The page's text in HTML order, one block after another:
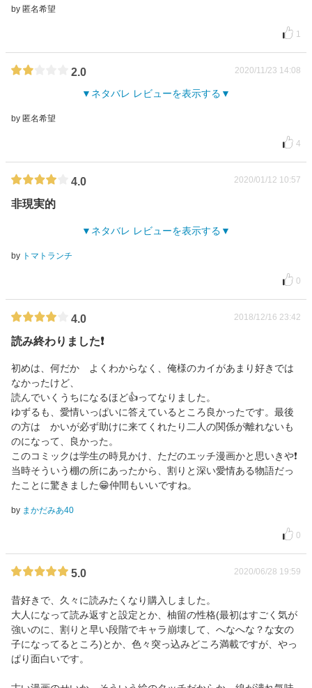
by 匿名希望
1
2.0 2020/11/23 14:08
ネタバレ レビューを表示する
by 匿名希望
4
4.0 2020/01/12 10:57
非現実的
ネタバレ レビューを表示する
by トマトランチ
0
4.0 2018/12/16 23:42
読み終わりました❗
初めは、何だか よくわからなく、俺様のカイがあまり好きでは
なかったけど、
読んでいくうちになるほど👍ってなりました。
ゆずるも、愛情いっぱいに答えているところ良かったです。最後
の方は かいが必ず助けに来てくれたり二人の関係が離れないも
のになって、良かった。
このコミックは学生の時見かけ、ただのエッチ漫画かと思いきや❗
当時そういう棚の所にあったから、割りと深い愛情ある物語だっ
たことに驚きました😁仲間もいいですね。
by まかだみあ40
0
5.0 2020/06/28 19:59
昔好きで、久々に読みたくなり購入しました。
大人になって読み返すと設定とか、柚留の性格(最初はすごく気が
強いのに、割りと早い段階でキャラ崩壊して、へなへな？な女の
子になってるところ)とか、色々突っ込みどころ満載ですが、やっ
ぱり面白いです。